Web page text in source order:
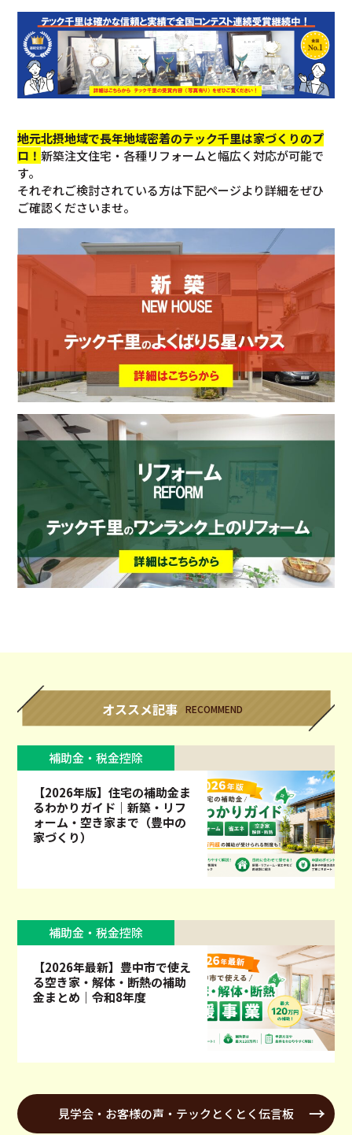
地元北摂地域で長年地域密着のテック千里は家づくりのプ
ロ！新築注文住宅・各種リフォームと幅広く対応が可能で
す。
それぞれご検討されている方は下記ページより詳細をぜひ
ご確認くださいませ。
オススメ記事 RECOMMEND
補助金・税金控除
【2026年版】住宅の補助金ま
るわかりガイド｜新築・リフ
ォーム・空き家まで（豊中の
家づくり）
補助金・税金控除
【2026年最新】豊中市で使え
る空き家・解体・断熱の補助
金まとめ｜令和8年度
見学会・お客様の声・テックとくとく伝言板